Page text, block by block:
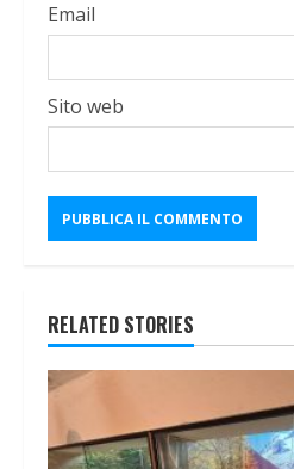
Email
Sito web
RELATED STORIES